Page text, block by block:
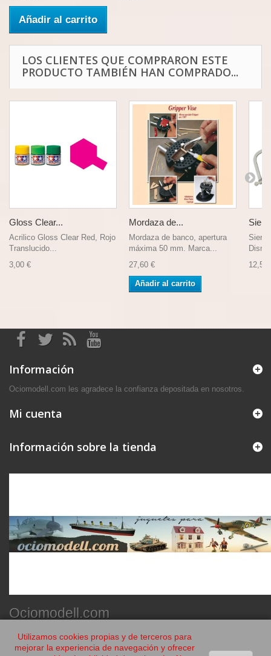
Añadir al carrito
LOS CLIENTES QUE COMPRARON ESTE
PRODUCTO TAMBIÉN HAN COMPRADO...
Gloss Clear...
Acrilico Gloss Clear Red, Rojo
Translucido...
3,00 €
Mordaza de...
Mordaza de banco, apertura
máxima 50 mm. Marca...
27,60 €
Añadir al carrito
12,50
Información
Ociomodell.com les agradece la confianza depositada en nosotros.
Mi cuenta
Información sobre la tienda
Ociomodell.com
Utilizamos cookies propias y de terceros para
mejorar la experiencia de navegación y ofrecer